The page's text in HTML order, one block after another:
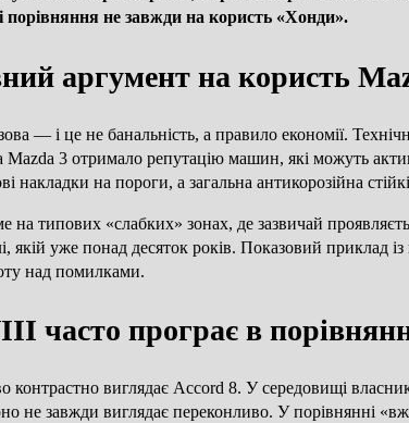
не завжди на користь «Хонди».
аргумент на користь
— і це не банальність, а правило економії.
3 отримало репутацію машин, які можуть
накладки на пороги, а загальна антикорозійна
на типових «слабких» зонах, де зазвичай
уже понад десяток років. Показовий приклад
над помилками.
часто програє в
контрастно виглядає Accord 8. У середовищі
не завжди виглядає переконливо. У